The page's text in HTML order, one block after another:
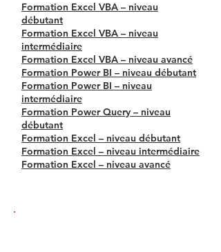
Formation Excel VBA – niveau
débutant
Formation Excel VBA – niveau
intermédiaire
Formation Excel VBA – niveau avancé
Formation Power BI – niveau débutant
Formation Power BI – niveau
intermédiaire
Formation Power Query – niveau
débutant
Formation Excel – niveau débutant
Formation Excel – niveau intermédiaire
Formation Excel – niveau avancé